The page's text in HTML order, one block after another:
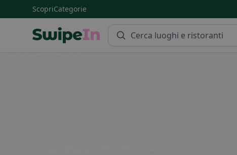
ScopriCategorie